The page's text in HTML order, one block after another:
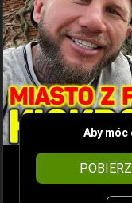
Aby